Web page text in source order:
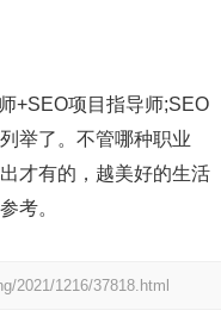
+SEO项目指导师;SEO
举了。不管哪种职业
才有的，越美好的生活
考。
2021/1216/37818.html